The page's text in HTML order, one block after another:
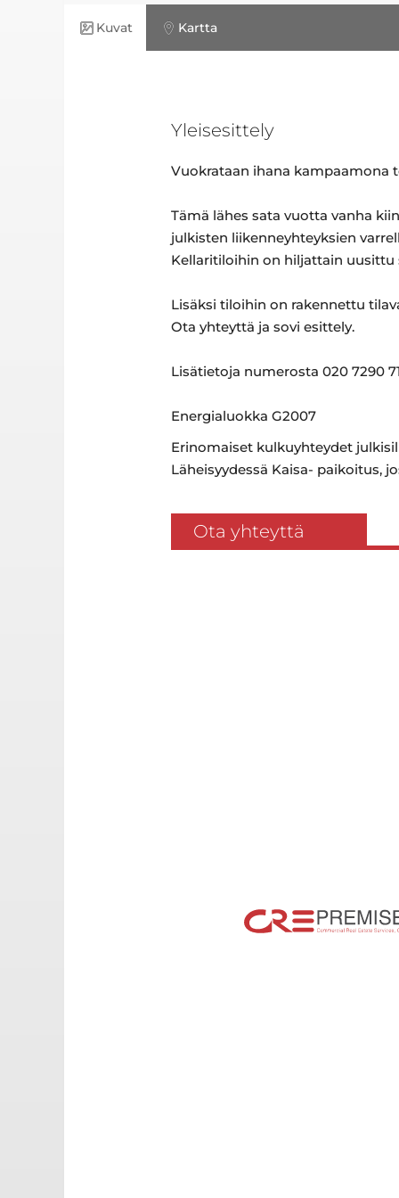
Kuvat Kartta
Yleisesittely
Vuokrataan ihana kampaamona
Tämä lähes sata vuotta vanha
julkisten liikenneyhteyksien
Kellaritiloihin on hiljattain uusittu
Lisäksi tiloihin on rakennettu
Ota yhteyttä ja sovi esittely.
Lisätietoja numerosta 020 7290
Energialuokka G2007
Erinomaiset kulkuyhteydet
Läheisyydessä Kaisa- paikoitus,
Ota yhteyttä